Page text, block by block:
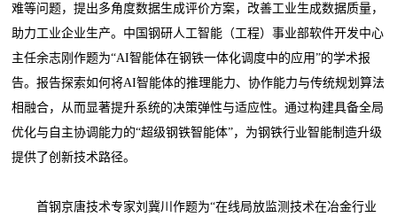
难等问题，提出多角度数据生成评价方案，改善工业生成数据质量，
助力工业企业生产。中国钢研人工智能（工程）事业部软件开发中心
主任余志刚作题为“AI智能体在钢铁一体化调度中的应用”的学术报
告。报告探索如何将AI智能体的推理能力、协作能力与传统规划算法
相融合，从而显著提升系统的决策弹性与适应性。通过构建具备全局
优化与自主协调能力的“超级钢铁智能体”，为钢铁行业智能制造升级
提供了创新技术路径。
首钢京唐技术专家刘冀川作题为“在线局放监测技术在冶金行业